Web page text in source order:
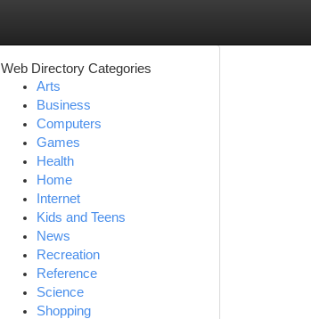
Web Directory Categories
Arts
Business
Computers
Games
Health
Home
Internet
Kids and Teens
News
Recreation
Reference
Science
Shopping